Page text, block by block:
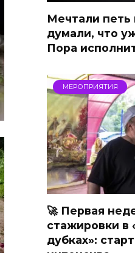
Мечтали петь
думали, что
Пора
МЕРОПРИЯТИЯ
🚀 Первая
стажировки в
дубках»: